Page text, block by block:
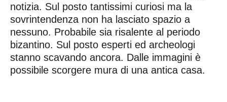
notizia. Sul posto tantissimi curiosi ma la
sovrintendenza non ha lasciato spazio a
nessuno. Probabile sia risalente al periodo
bizantino. Sul posto esperti ed archeologi
stanno scavando ancora. Dalle immagini è
possibile scorgere mura di una antica casa.